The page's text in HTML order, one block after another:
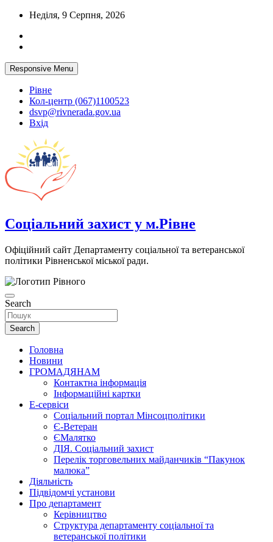
Skip
content
Неділя, 9 Серпня, 2026
Responsive Menu
Рівне
Кол-центр (067)1100523
dsvp@rivnerada.gov.ua
Вхід
Соціальний захист у м.Рівне
Офіційний сайт Департаменту соціальної та ветеранської
політики Рівненської міської ради.
Search
Search
Головна
Новини
ГРОМАДЯНАМ
Контактна інформація
Інформаційні картки
Е-сервіси
Соціальний портал Мінсоцполітики
Є-Ветеран
ЄМалятко
ДІЯ. Соціальний захист
Перелік торговельних майданчиків “Пакунок
малюка”
Діяльність
Підвідомчі установи
Про департамент
Керівництво
Структура департаменту соціальної та
ветеранської політики